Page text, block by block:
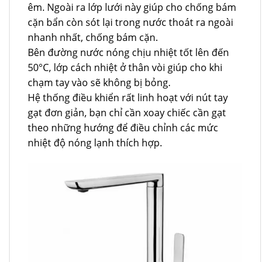
êm. Ngoài ra lớp lưới này giúp cho chống bám
cặn bẩn còn sót lại trong nước thoát ra ngoài
nhanh nhất, chống bám cặn.
Bên đường nước nóng chịu nhiệt tốt lên đến
50°C, lớp cách nhiệt ở thân vòi giúp cho khi
chạm tay vào sẽ không bị bỏng.
Hệ thống điều khiển rất linh hoạt với nút tay
gạt đơn giản, bạn chỉ cần xoay chiếc cần gạt
theo những hướng để điều chỉnh các mức
nhiệt độ nóng lạnh thích hợp.